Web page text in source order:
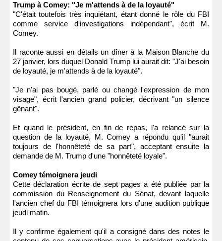
Trump à Comey: "Je m'attends à de la loyauté"
"C'était toutefois très inquiétant, étant donné le rôle du FBI
comme service d'investigations indépendant", écrit M.
Comey.
Il raconte aussi en détails un dîner à la Maison Blanche du
27 janvier, lors duquel Donald Trump lui aurait dit: "J'ai besoin
de loyauté, je m'attends à de la loyauté".
"Je n'ai pas bougé, parlé ou changé l'expression de mon
visage", écrit l'ancien grand policier, décrivant "un silence
gênant".
Et quand le président, en fin de repas, l'a relancé sur la
question de la loyauté, M. Comey a répondu qu'il "aurait
toujours de l'honnêteté de sa part", acceptant ensuite la
demande de M. Trump d'une "honnêteté loyale".
Comey témoignera jeudi
Cette déclaration écrite de sept pages a été publiée par la
commission du Renseignement du Sénat, devant laquelle
l'ancien chef du FBI témoignera lors d'une audition publique
jeudi matin.
Il y confirme également qu'il a consigné dans des notes le